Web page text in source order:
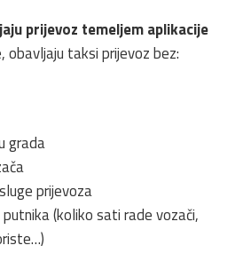
prijevoz temeljem aplikacije
obavljaju taksi prijevoz bez:
grada
prijevoza
(koliko sati rade vozači,